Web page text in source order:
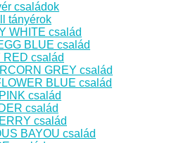
családok
tányérok
WHITE család
BLUE család
RED család
GREY család
BLUE család
család
család
család
BAYOU család